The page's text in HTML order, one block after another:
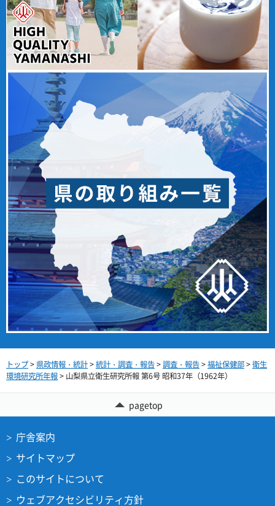
トップ> 県政情報・統計>統計・調査・報告>調査・報告>福祉保健部>衛生
環境研究所年報> 山梨県立衛生研究所報 第6号 昭和37年（1962年）
pagetop
庁舎案内
サイトマップ
このサイトについて
ウェブアクセシビリティ方針